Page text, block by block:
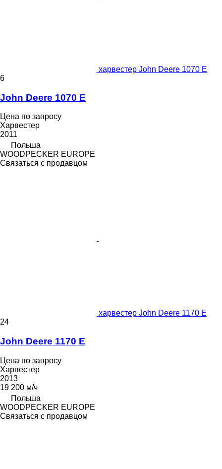
харвестер John Deere 1070 E
6
John Deere 1070 E
Цена по запросу
Харвестер
2011
Польша
WOODPECKER EUROPE
Связаться с продавцом
харвестер John Deere 1170 E
24
John Deere 1170 E
Цена по запросу
Харвестер
2013
19 200 м/ч
Польша
WOODPECKER EUROPE
Связаться с продавцом